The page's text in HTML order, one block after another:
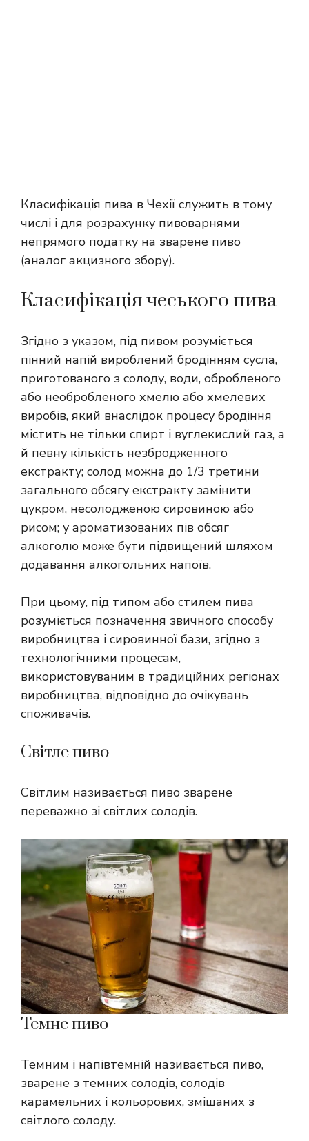
Класифікація пива в Чехії служить в тому
числі і для розрахунку пивоварнями
непрямого податку на зварене пиво
(аналог акцизного збору).
Класифікація чеського пива
Згідно з указом, під пивом розуміється
пінний напій вироблений бродінням сусла,
приготованого з солоду, води, обробленого
або необробленого хмелю або хмелевих
виробів, який внаслідок процесу бродіння
містить не тільки спирт і вуглекислий газ, а
й певну кількість незбродженного
екстракту; солод можна до 1/3 третини
загального обсягу екстракту замінити
цукром, несолодженою сировиною або
рисом; у ароматизованих пів обсяг
алкоголю може бути підвищений шляхом
додавання алкогольних напоїв.
При цьому, під типом або стилем пива
розуміється позначення звичного способу
виробництва і сировинної бази, згідно з
технологічними процесам,
використовуваним в традиційних регіонах
виробництва, відповідно до очікувань
споживачів.
Світле пиво
Світлим називається пиво зварене
переважно зі світлих солодів.
Темне пиво
Темним і напівтемній називається пиво,
зварене з темних солодів, солодів
карамельних і кольорових, змішаних з
світлого солоду.